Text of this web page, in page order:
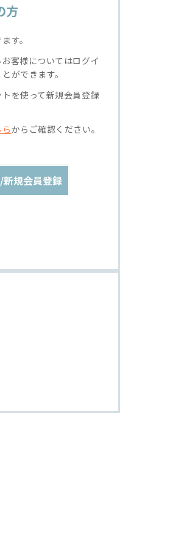
方
す。
客様についてはログイ
ができます。
を使って新規会員登録
からご確認ください。
規会員登録